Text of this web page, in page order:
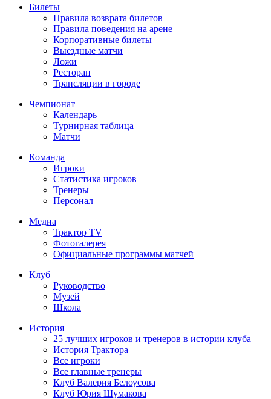
Билеты
Правила возврата билетов
Правила поведения на арене
Корпоративные билеты
Выездные матчи
Ложи
Ресторан
Трансляции в городе
Чемпионат
Календарь
Турнирная таблица
Матчи
Команда
Игроки
Статистика игроков
Тренеры
Персонал
Медиа
Трактор TV
Фотогалерея
Официальные программы матчей
Клуб
Руководство
Музей
Школа
История
25 лучших игроков и тренеров в истории клуба
История Трактора
Все игроки
Все главные тренеры
Клуб Валерия Белоусова
Клуб Юрия Шумакова